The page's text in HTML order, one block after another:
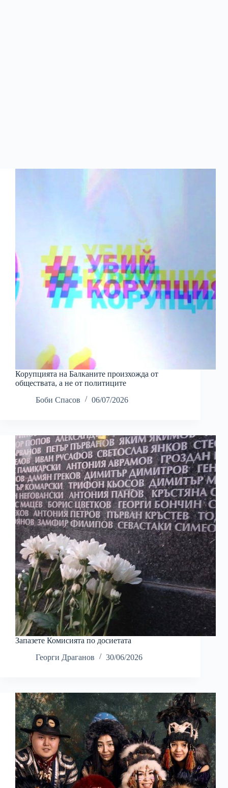
Корупцията на Балканите произхожда от
обществата, а не от политиците
Боби Спасов
06/07/2026
Запазете Комисията по досиетата
Георги Драганов
30/06/2026